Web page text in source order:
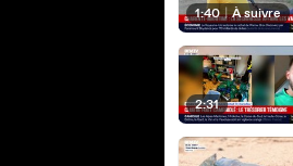
1:40 | À suivre
2:31